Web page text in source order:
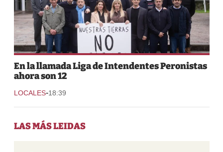
En la llamada Liga de Intendentes Peronistas
ahora son 12
LOCALES-18:39
LAS MÁS LEIDAS